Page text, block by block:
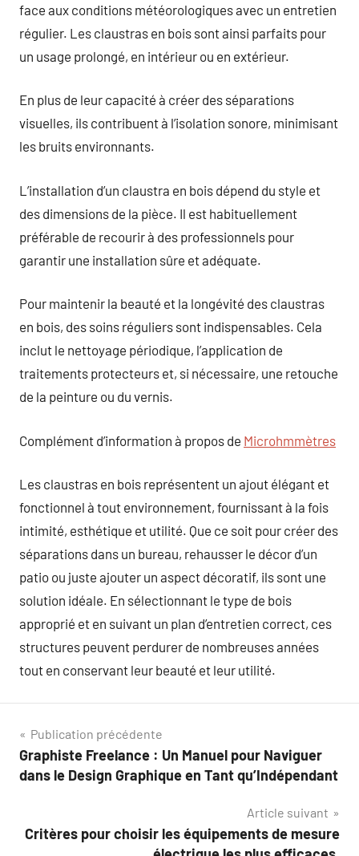
face aux conditions météorologiques avec un entretien
régulier. Les claustras en bois sont ainsi parfaits pour
un usage prolongé, en intérieur ou en extérieur.
En plus de leur capacité à créer des séparations
visuelles, ils contribuent à l’isolation sonore, minimisant
les bruits environnants.
L’installation d’un claustra en bois dépend du style et
des dimensions de la pièce. Il est habituellement
préférable de recourir à des professionnels pour
garantir une installation sûre et adéquate.
Pour maintenir la beauté et la longévité des claustras
en bois, des soins réguliers sont indispensables. Cela
inclut le nettoyage périodique, l’application de
traitements protecteurs et, si nécessaire, une retouche
de la peinture ou du vernis.
Complément d’information à propos de Microhmmètres
Les claustras en bois représentent un ajout élégant et
fonctionnel à tout environnement, fournissant à la fois
intimité, esthétique et utilité. Que ce soit pour créer des
séparations dans un bureau, rehausser le décor d’un
patio ou juste ajouter un aspect décoratif, ils sont une
solution idéale. En sélectionnant le type de bois
approprié et en suivant un plan d’entretien correct, ces
structures peuvent perdurer de nombreuses années
tout en conservant leur beauté et leur utilité.
Navigation
de
Publication précédente
Graphiste Freelance : Un Manuel pour Naviguer
dans le Design Graphique en Tant qu’Indépendant
Article suivant
Critères pour choisir les équipements de mesure